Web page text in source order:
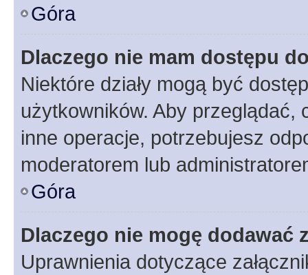
Góra
Dlaczego nie mam dostępu
Niektóre działy mogą być
użytkowników. Aby
inne operacje, potrzebujesz
moderatorem lub
Góra
Dlaczego nie mogę dodawać
Uprawnienia dotyczące